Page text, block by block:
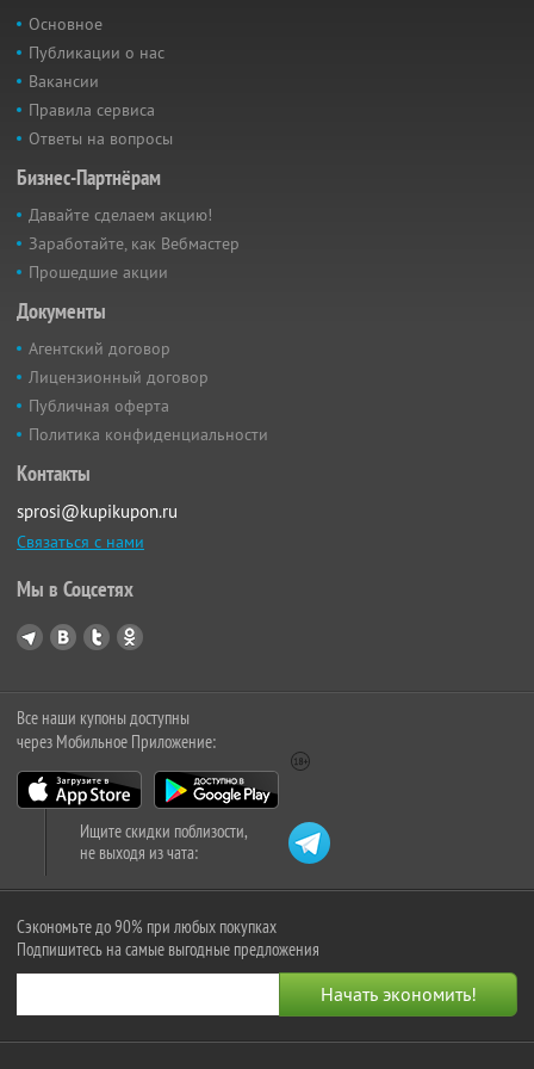
Основное
Публикации о нас
Вакансии
Правила сервиса
Ответы на вопросы
Бизнес-Партнёрам
Давайте сделаем акцию!
Заработайте, как Вебмастер
Прошедшие акции
Документы
Агентский договор
Лицензионный договор
Публичная оферта
Политика конфиденциальности
Контакты
sprosi@kupikupon.ru
Связаться с нами
Мы в Соцсетях
Все наши купоны доступны
через Мобильное Приложение:
Ищите скидки поблизости,
не выходя из чата:
Сэкономьте до 90% при любых покупках
Подпишитесь на самые выгодные предложения